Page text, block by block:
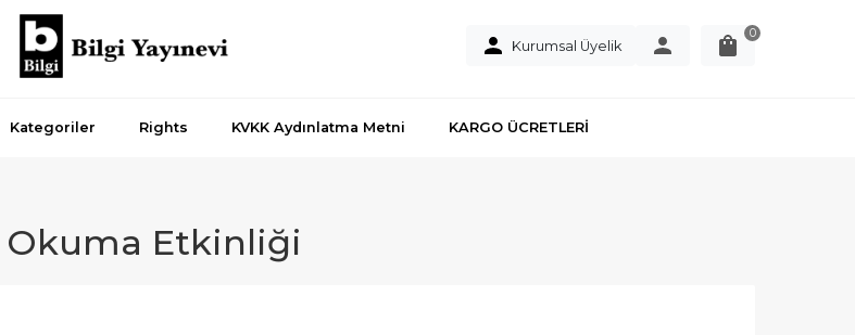
Kurumsal Üyelik
0
Kategoriler Rights KVKK Aydınlatma Metni KARGO ÜCRETLERİ
Okuma Etkinliği